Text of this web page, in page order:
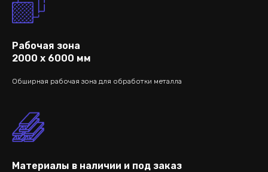
Рабочая зона
2000 x 6000 мм
Обширная рабочая зона для обработки металла
Материалы в наличии и под заказ